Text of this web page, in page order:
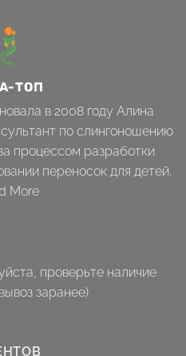
ТОП
в 2008 году Алина
по слингоношению
процессом разработки
переносок для детей.
More
проверьте наличие
заранее)